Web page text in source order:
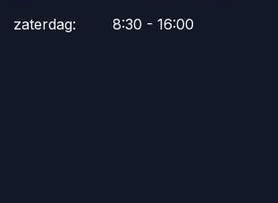
zaterdag:
​8:30 - 16:00